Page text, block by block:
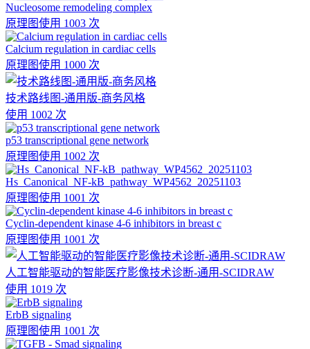
Nucleosome remodeling complex
原理图使用 1003 次
Calcium regulation in cardiac cells
原理图使用 1000 次
技术路线图-通用版-商务风格
使用 1002 次
p53 transcriptional gene network
原理图使用 1002 次
Hs_Canonical_NF-kB_pathway_WP4562_20251103
原理图使用 1001 次
Cyclin-dependent kinase 4-6 inhibitors in breast c
原理图使用 1001 次
人工智能驱动的智能医疗影像技术诊断-通用-SCIDRAW
使用 1019 次
ErbB signaling
原理图使用 1001 次